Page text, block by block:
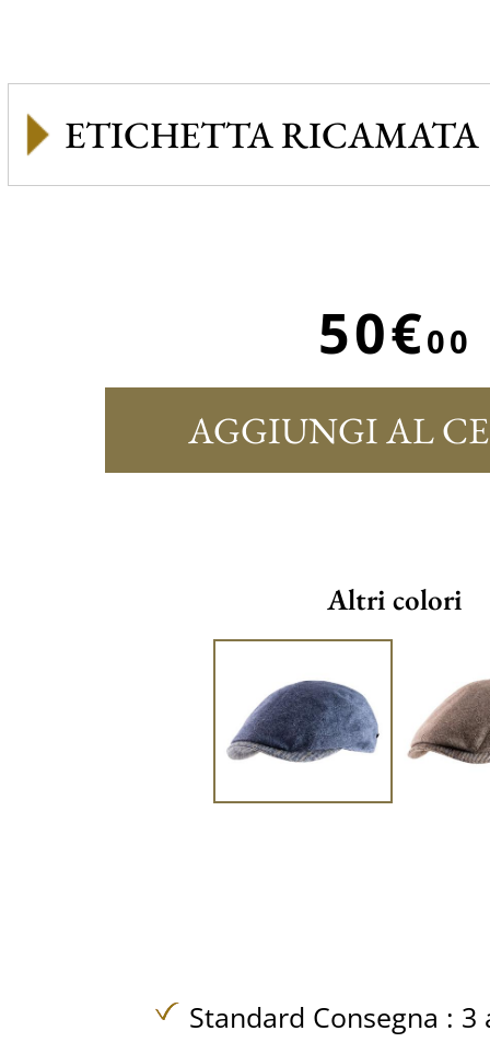
ETICHETTA RICAMATA
50€00
AGGIUNGI AL
Altri colori
Standard Consegna : 3